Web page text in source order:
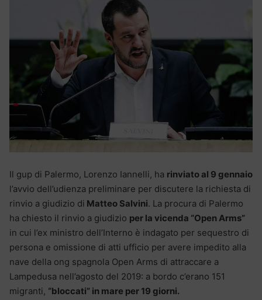
Il gup di Palermo, Lorenzo Iannelli, ha rinviato al 9 gennaio
l’avvio dell’udienza preliminare per discutere la richiesta di
rinvio a giudizio di Matteo Salvini. La procura di Palermo
ha chiesto il rinvio a giudizio per la vicenda “Open Arms”
in cui l’ex ministro dell’Interno è indagato per sequestro di
persona e omissione di atti ufficio per avere impedito alla
nave della ong spagnola Open Arms di attraccare a
Lampedusa nell’agosto del 2019: a bordo c’erano 151
migranti, “bloccati” in mare per 19 giorni.